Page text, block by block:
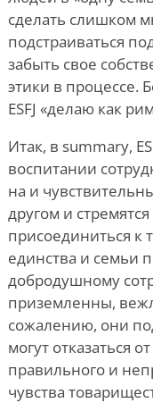
сделать слишком
подстраиваться
забыть свое
этики в процессе.
ESFJ «делаю как
Итак, в summary,
воспитании
на и
другом и
присоединиться
единства и семьи
добродушному
приземленны,
сожалению, они
могут отказаться
правильного и
чувства